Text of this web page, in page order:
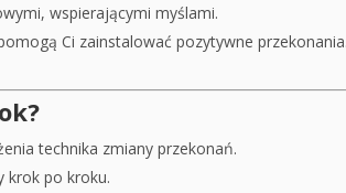
wspierającymi myślami.
Ci zainstalować pozytywne przekonania.
technika zmiany przekonań.
krok po kroku.